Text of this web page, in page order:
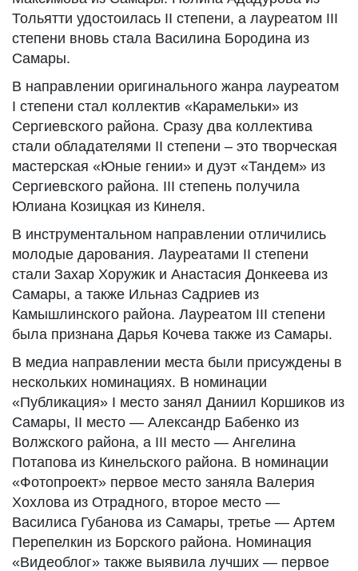
Тольятти удостоилась II степени, а лауреатом III
степени вновь стала Василина Бородина из
Самары.
В направлении оригинального жанра лауреатом
I степени стал коллектив «Карамельки» из
Сергиевского района. Сразу два коллектива
стали обладателями II степени – это творческая
мастерская «Юные гении» и дуэт «Тандем» из
Сергиевского района. III степень получила
Юлиана Козицкая из Кинеля.
В инструментальном направлении отличились
молодые дарования. Лауреатами II степени
стали Захар Хоружик и Анастасия Донкеева из
Самары, а также Ильназ Садриев из
Камышлинского района. Лауреатом III степени
была признана Дарья Кочева также из Самары.
В медиа направлении места были присуждены в
нескольких номинациях. В номинации
«Публикация» I место занял Даниил Коршиков из
Самары, II место — Александр Бабенко из
Волжского района, а III место — Ангелина
Потапова из Кинельского района. В номинации
«Фотопроект» первое место заняла Валерия
Хохлова из Отрадного, второе место —
Василиса Губанова из Самары, третье — Артем
Перепелкин из Борского района. Номинация
«Видеоблог» также выявила лучших — первое